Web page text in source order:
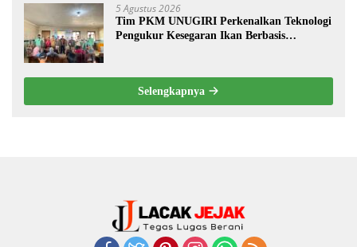
5 Agustus 2026
Tim PKM UNUGIRI Perkenalkan Teknologi
Pengukur Kesegaran Ikan Berbasis
Selengkapnya